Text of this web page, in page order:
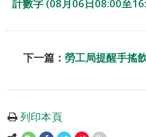
計數字 (08月06日08:00至
下一篇： 勞工局提醒手搖
列印本頁